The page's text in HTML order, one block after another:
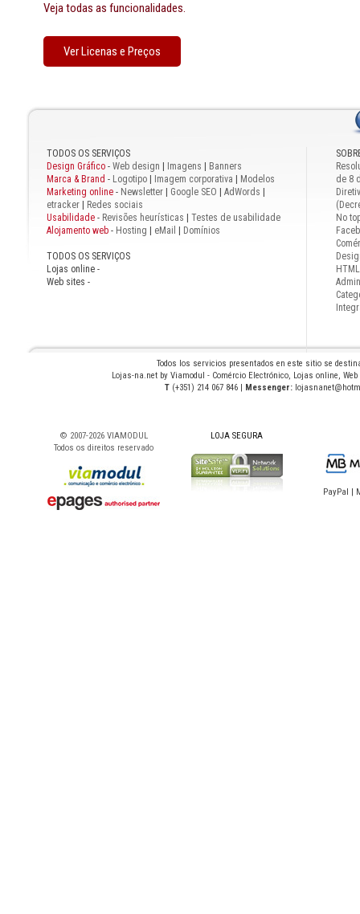
Veja todas as funcionalidades.
Ver Licenas e Preços
TODOS OS SERVIÇOS
Design Gráfico - Web design Imagens
Banners
Marca & Brand - Logotipo Imagem corporativa
Modelos
Marketing online - Newsletter Google SEO AdWords
etracker
Redes sociais
Usabilidade - Revisões heurísticas
Testes de usabilidade
Alojamento web - Hosting eMail Domínios
TODOS OS SERVIÇOS
Lojas online -
Web sites -
de 8
No
Todos los servicios presentados en este sitio se
Lojas-na.net by Viamodul - Comércio Electrónico, Lojas online,
T (+351) 214 067 846 | Messenger:
© 2007-2026 VIAMODUL
Todos os direitos reservado
LOJA SEGURA
PayPal |